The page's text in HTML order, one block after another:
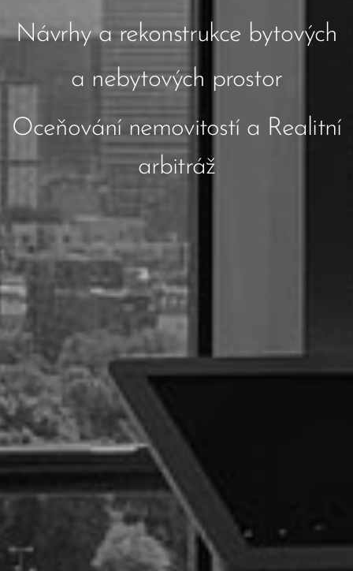
Návrhy a rekonstrukce bytových
a nebytových prostor
Oceňování nemovitostí a Realitní
arbitráž